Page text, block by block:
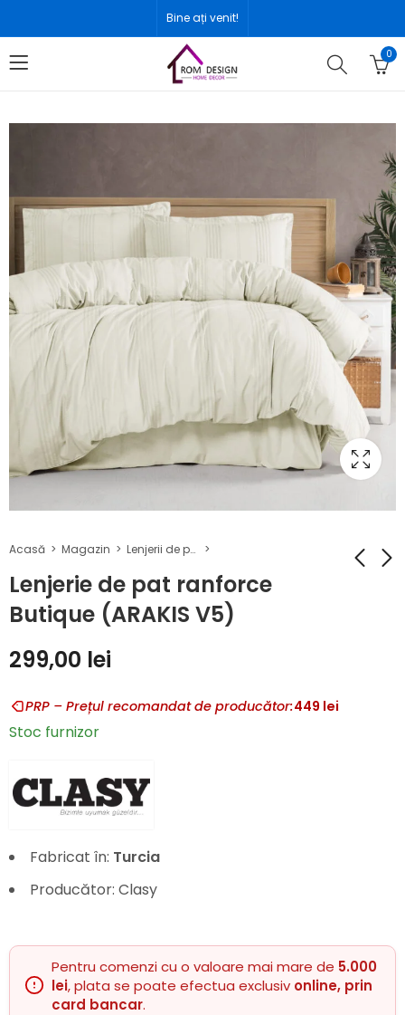
Bine ați venit!
0
Acasă Magazin Lenjerii de pat Ranforce Butique
Lenjerie de pat ranforce
Butique (ARAKIS V5)
299,00 lei
PRP – Prețul recomandat de producător:449 lei
Stoc furnizor
Fabricat în: Turcia
Producător: Clasy
Pentru comenzi cu o valoare mai mare de 5.000
lei, plata se poate efectua exclusiv online, prin
card bancar.